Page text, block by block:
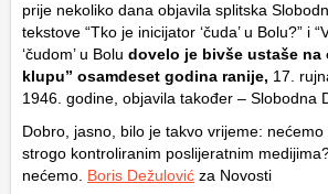
prije nekoliko dana objavila splitska
tekstove “Tko je inicijator ‘čuda’ u Bolu?” i
‘čudom’ u Bolu dovelo je bivše ustaše na
klupu” osamdeset godina ranije, 17.
1946. godine, objavila također – Slobodna
Dobro, jasno, bilo je takvo vrijeme:
strogo kontroliranim poslijeratnim
nećemo. Boris Dežulović za Novosti